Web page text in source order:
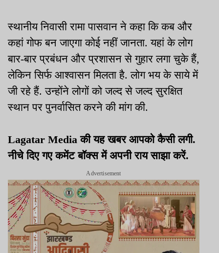
स्थानीय निवासी रामा पासवान ने कहा कि कब और
कहां गोफ बन जाएगा कोई नहीं जानता. यहां के लोग
बार-बार प्रबंधन और प्रशासन से गुहार लगा चुके हैं,
लेकिन सिर्फ आश्वासन मिलता है. लोग भय के साये में
जी रहे हैं. उन्होंने लोगों को जल्द से जल्द सुरक्षित
स्थान पर पुनर्वासित करने की मांग की.
Lagatar Media की यह खबर आपको कैसी लगी.
नीचे दिए गए कमेंट बॉक्स में अपनी राय साझा करें.
Advertisement